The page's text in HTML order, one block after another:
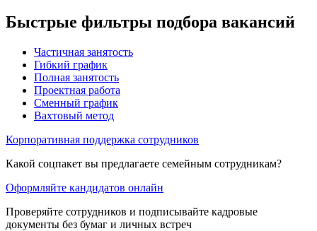
Быстрые фильтры подбора вакансий
Частичная занятость
Гибкий график
Полная занятость
Проектная работа
Сменный график
Вахтовый метод
Корпоративная поддержка сотрудников
Какой соцпакет вы предлагаете семейным сотрудникам?
Оформляйте кандидатов онлайн
Проверяйте сотрудников и подписывайте кадровые
документы без бумаг и личных встреч